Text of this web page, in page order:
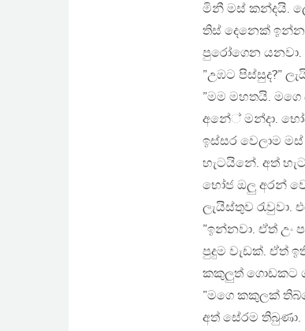
මිනී මස් කන්දයි.
තිස් දෙනෙක්
පුරෝගෙන යනවා.
”උඹට පිස්සුද?”
”මම මහතයි. මගෙ
අනේ් මන්දා.
ඉස්සර වෙලාම
හැටයිනේ. අත්
භෝජ ඔලු අරන්
ලැයිස්තුව
”ඉන්නවා. ඒත් උං
පුදුම වැඩක්. ඒත්
කකුලුත් ගොඩකට
”මගෙ කකුලක්
අත් සේරම තිබුණා.